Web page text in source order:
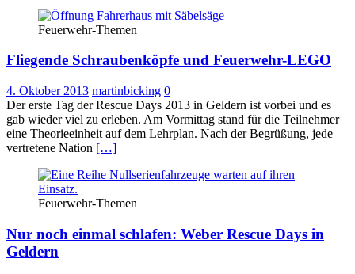
Feuerwehr-Themen
Fliegende Schraubenköpfe und Feuerwehr-LEGO
4. Oktober 2013 martinbicking 0
Der erste Tag der Rescue Days 2013 in Geldern ist vorbei und es
gab wieder viel zu erleben. Am Vormittag stand für die Teilnehmer
eine Theorieeinheit auf dem Lehrplan. Nach der Begrüßung, jede
vertretene Nation […]
Feuerwehr-Themen
Nur noch einmal schlafen: Weber Rescue Days in
Geldern